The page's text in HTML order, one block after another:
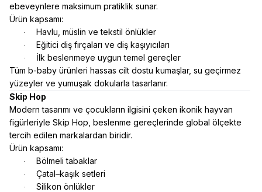
ebeveynlere maksimum pratiklik sunar.
Ürün kapsamı:
· Havlu, müslin ve tekstil önlükler
· Eğitici diş fırçaları ve diş kaşıyıcıları
·
İlk beslenmeye uygun temel gereçler
Tüm b-baby ürünleri hassas cilt dostu kumaşlar, su geçirmez
yüzeyler ve yumuşak dokularla tasarlanır.
Skip Hop
Modern tasarımı ve çocukların ilgisini çeken ikonik hayvan
figürleriyle Skip Hop, beslenme gereçlerinde global ölçekte
tercih edilen markalardan biridir.
Ürün kapsamı:
· Bölmeli tabaklar
· Çatal–kaşık setleri
· Silikon önlükler